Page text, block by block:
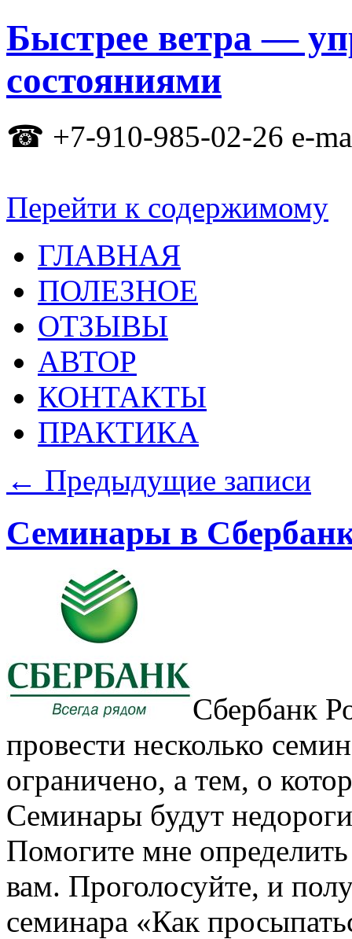
Быстрее ветра —
состояниями
☎ +7-910-985-02-26 e-
Перейти к содержимому
ГЛАВНАЯ
ПОЛЕЗНОЕ
ОТЗЫВЫ
АВТОР
КОНТАКТЫ
ПРАКТИКА
← Предыдущие записи
Семинары в
Сбербанк
провести несколько
ограничено, а тем, о
Семинары будут
Помогите мне
вам. Проголосуйте, и
семинара «Как